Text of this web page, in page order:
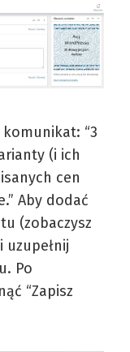
“3
(i ich
cen
Aby dodać
(zobaczysz
Po
“Zapisz